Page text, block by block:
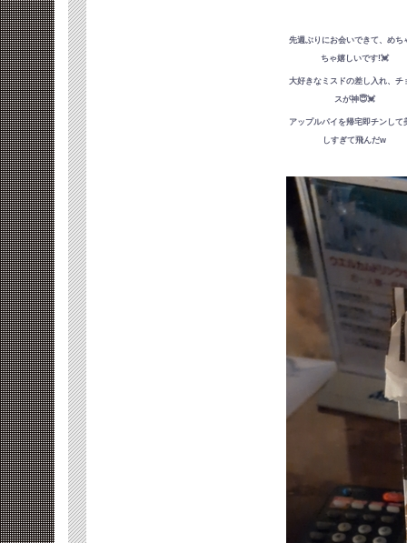
先週ぶりにお会いできて、めち
ちゃ嬉しいです!💓
大好きなミスドの差し入れ、チ
スが神😇💓
アップルパイを帰宅即チンして
しすぎて飛んだw